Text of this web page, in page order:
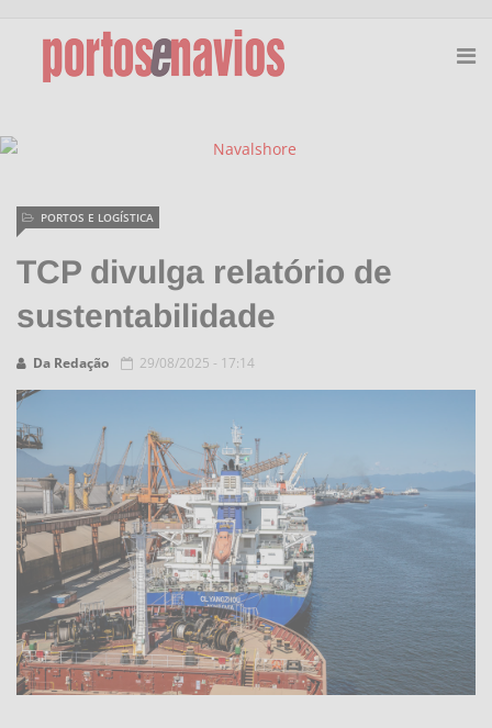
TCP divulga relatório de
sustentabilidade
Da Redação
PORTOS E LOGÍSTICA
29/08/2025 - 17:14